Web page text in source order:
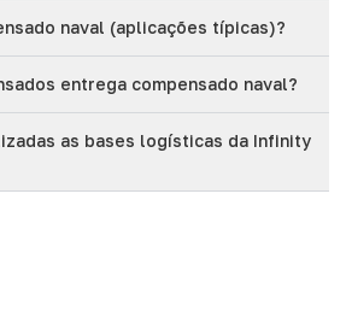
naval (aplicações típicas)?
entrega compensado naval?
as bases logísticas da Infinity